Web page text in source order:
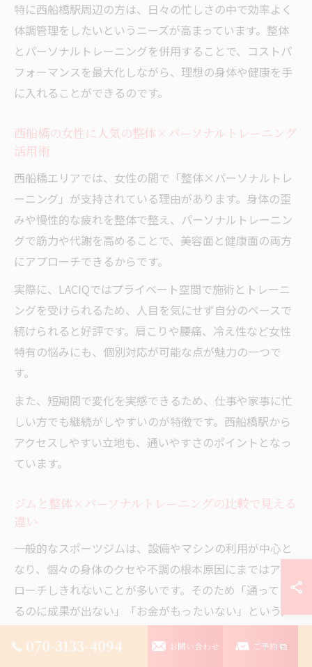
特に西船橋駅周辺の方は、日々の忙しさの中で効率よく
体調管理をしたいというニーズが高まっています。整体
とパーソナルトレーニングを併用することで、コストパ
フォーマンスを最大化しながら、理想の身体や健康を手
に入れることができるのです。
西船橋の女性に人気の整体×パーソナルトレーニング
活用術
西船橋エリアでは、女性の間で「整体×パーソナルトレ
ーニング」が支持されている理由があります。身体の歪
みや慢性的な疲れを整体で整え、パーソナルトレーニン
グで筋力や代謝を高めることで、美容面と健康面の両方
にアプローチできるからです。
実際に、LACIQではプライベート空間で施術とトレーニ
ングを受けられるため、人目を気にせず自分のペースで
続けられると好評です。肩こりや腰痛、冷え性など女性
特有の悩みにも、個別対応が可能な点が魅力の一つで
す。
また、短期間で変化を実感できるため、仕事や家事に忙
しい方でも継続がしやすいのが特徴です。西船橋駅から
アクセスしやすい立地も、通いやすさのポイントとなっ
ています。
ジムと整体×パーソナルトレーニングの比較で見える
違い
一般的なスポーツジムは、設備やマシンの利用が中心と
なり、個々の身体のクセや不調の根本原因にまではアプ
ローチしきれないことが多いです。そのため「通ってい
るのに成果が出ない」「お金がもったいない」という声
070-3133-4094 お問い合わせ ご予約